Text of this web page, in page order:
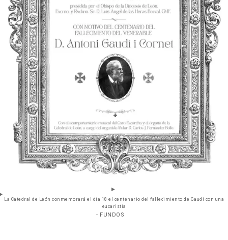
La Catedral de León conmemorará el día 18 el centenario del fallecimiento de Gaudí con una
eucaristía
- FUNDOS